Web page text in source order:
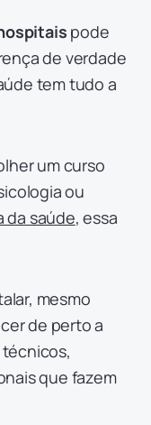
pode
de verdade
tem tudo a
um curso
ou
da saúde, essa
mesmo
de perto a
que fazem